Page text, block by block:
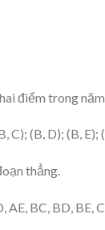
điểm trong năm
C); (B, D); (B, E);
thẳng.
BC, BD, BE,